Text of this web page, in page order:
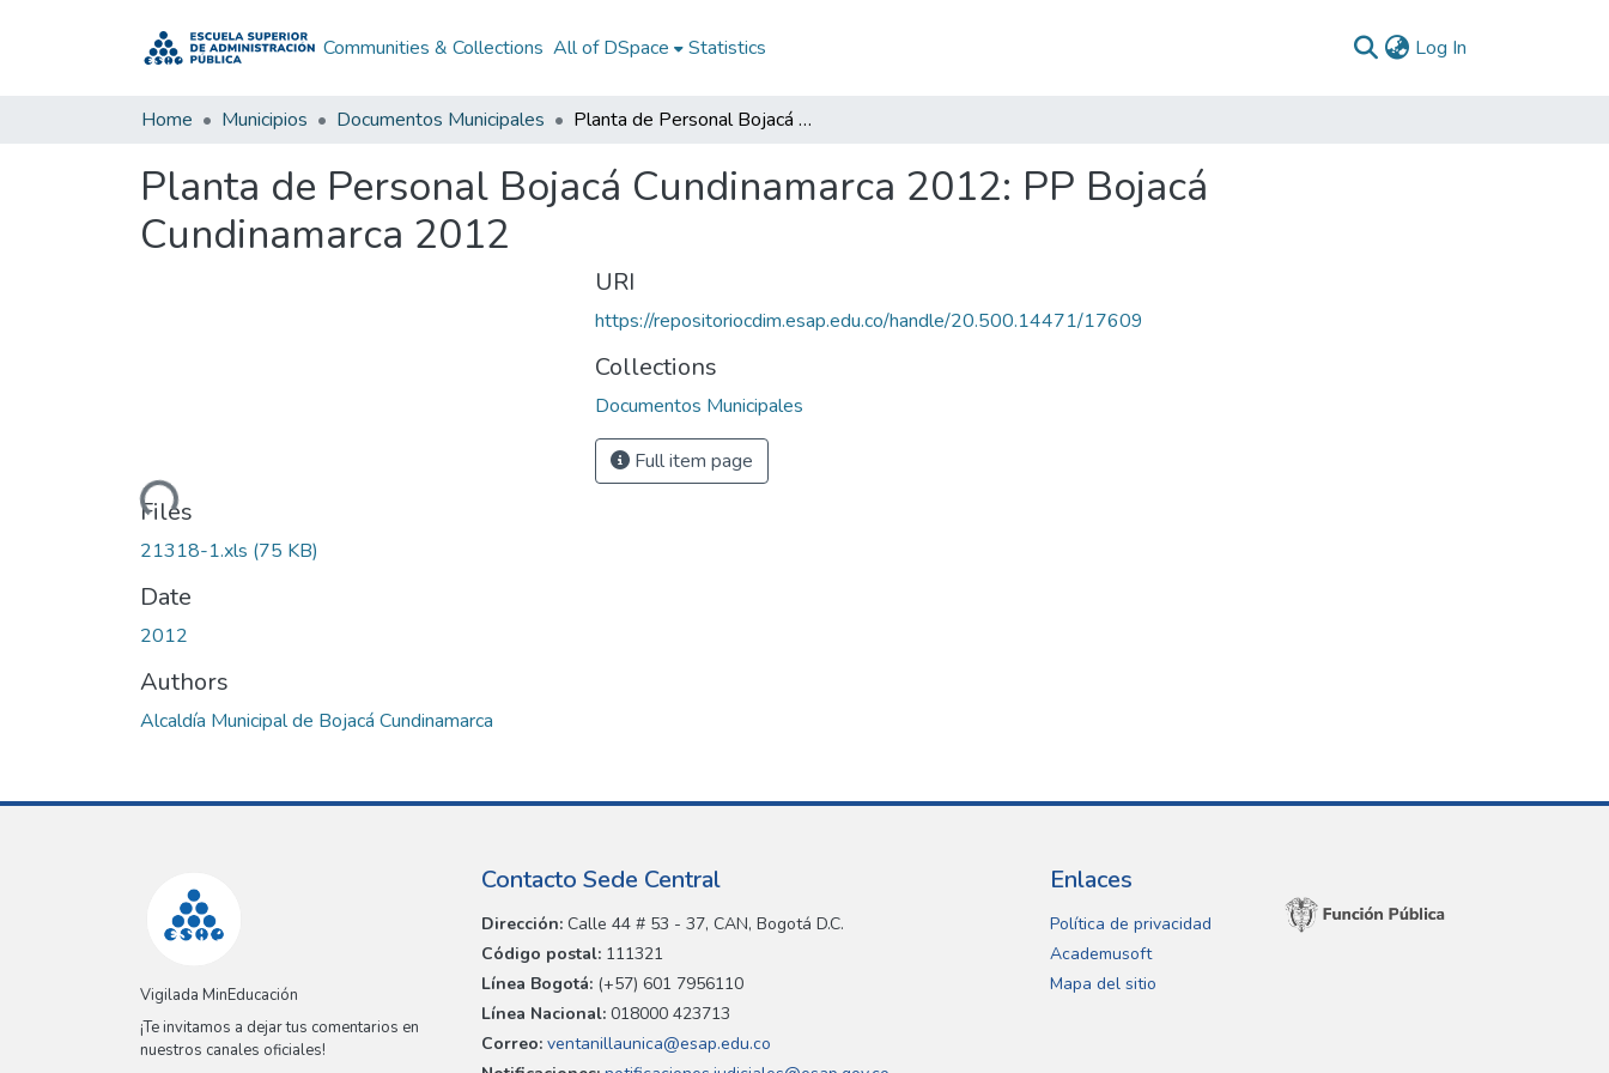
Communities & Collections All of DSpace Statistics Log In
Home Municipios Documentos Municipales Planta de Personal Bojacá Cundinamarca 2012: PP Bojacá Cundinamarca 2012
Planta de Personal Bojacá Cundinamarca 2012: PP Bojacá
Cundinamarca 2012
Loading...
Files
21318-1.xls (75 KB)
Date
2012
Authors
Alcaldía Municipal de Bojacá Cundinamarca
URI
https://repositoriocdim.esap.edu.co/handle/20.500.14471/17609
Collections
Documentos Municipales
Full item page
Vigilada MinEducación
¡Te invitamos a dejar tus comentarios en
nuestros canales oficiales!
Contacto Sede Central
Dirección: Calle 44 # 53 - 37, CAN, Bogotá D.C.
Código postal: 111321
Línea Bogotá: (+57) 601 7956110
Línea Nacional: 018000 423713
Correo: ventanillaunica@esap.edu.co
Enlaces
Política de privacidad
Academusoft
Mapa del sitio